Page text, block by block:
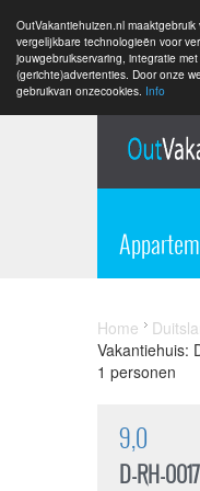
OutVakantiehuizen.nl
vergelijkbare technologieën voor
jouwgebruikservaring, integratie
(gerichte)advertenties. Door onze
gebruikvan onzecookies. Info
Home
Vakantiehuis:
1 personen
9,0
D-RH-0017